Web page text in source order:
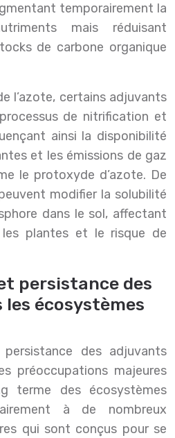
temporairement la
mais réduisant
de carbone organique
l’azote, certains adjuvants
de nitrification et
ainsi la disponibilité
et les émissions de gaz
le protoxyde d’azote. De
modifier la solubilité
dans le sol, affectant
plantes et le risque de
persistance des
écosystèmes
persistance des adjuvants
préoccupations majeures
terme des écosystèmes
à de nombreux
qui sont conçus pour se